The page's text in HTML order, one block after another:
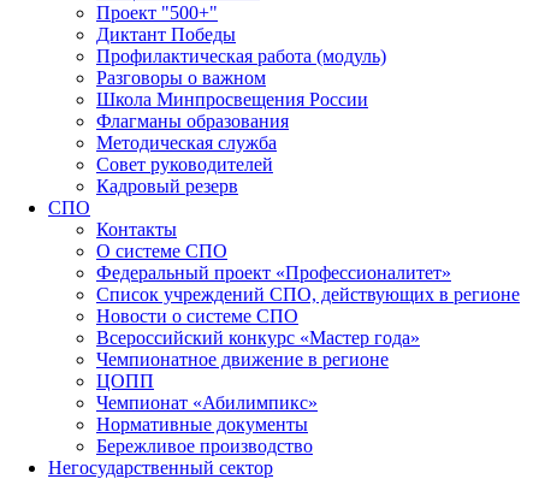
Проект "500+"
Диктант Победы
Профилактическая работа (модуль)
Разговоры о важном
Школа Минпросвещения России
Флагманы образования
Методическая служба
Совет руководителей
Кадровый резерв
СПО
Контакты
О системе СПО
Федеральный проект «Профессионалитет»
Список учреждений СПО, действующих в регионе
Новости о системе СПО
Всероссийский конкурс «Мастер года»
Чемпионатное движение в регионе
ЦОПП
Чемпионат «Абилимпикс»
Нормативные документы
Бережливое производство
Негосударственный сектор